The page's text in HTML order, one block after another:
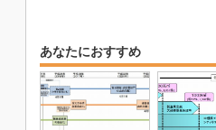
あなたにおすすめ